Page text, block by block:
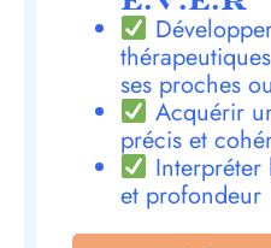
ses proches
Acquérir
précis et
Interpréter
et profondeur